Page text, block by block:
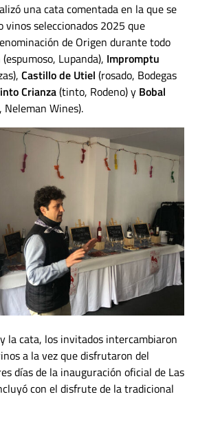
una cata comentada en la que se
vinos seleccionados 2025 que
de Origen durante todo
(espumoso, Lupanda), Impromptu
Castillo de Utiel (rosado, Bodegas
Crianza(tinto, Rodeno) y Bobal
Wines).
la cata, los invitados intercambiaron
a la vez que disfrutaron del
días de la inauguración oficial de Las
con el disfrute de la tradicional